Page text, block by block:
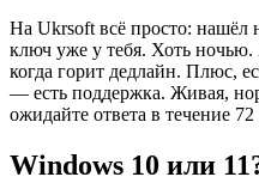
На Ukrsoft всё просто:
ключ уже у тебя. Хоть ночью.
когда горит дедлайн. Плюс,
— есть поддержка. Живая,
ожидайте ответа в течение 72
Windows 10 или